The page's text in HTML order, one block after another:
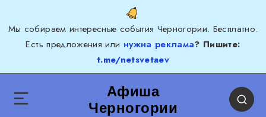
Мы собираем интересные события Черногории. Бесплатно.
Есть предложения или нужна реклама? Пишите:
t.me/netsvetaev
Афиша
Черногории